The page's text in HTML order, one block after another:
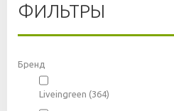
ФИЛЬТРЫ
Бренд
Liveingreen (364)